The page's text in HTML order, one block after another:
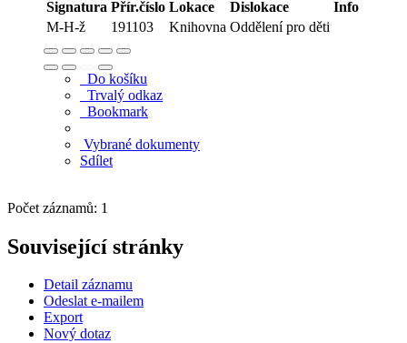
Signatura Přír.číslo Lokace Dislokace
Info
M-H-ž
191103 Knihovna Oddělení pro děti
Do košíku
Trvalý odkaz
Bookmark
Vybrané dokumenty
Sdílet
Počet záznamů: 1
Související stránky
Detail záznamu
Odeslat e-mailem
Export
Nový dotaz